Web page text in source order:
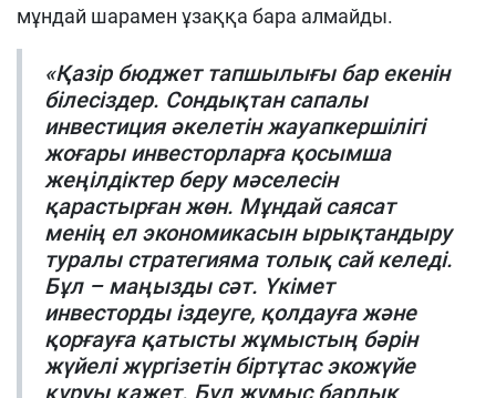
мұндай шарамен ұзаққа бара алмайды.
«Қазір бюджет тапшылығы бар екенін
білесіздер. Сондықтан сапалы
инвестиция әкелетін жауапкершілігі
жоғары инвесторларға қосымша
жеңілдіктер беру мәселесін
қарастырған жөн. Мұндай саясат
менің ел экономикасын ырықтандыру
туралы стратегияма толық сай келеді.
Бұл – маңызды сәт. Үкімет
инвесторды іздеуге, қолдауға және
қорғауға қатысты жұмыстың бәрін
жүйелі жүргізетін біртұтас экожүйе
құруы қажет. Бұл жұмыс барлық